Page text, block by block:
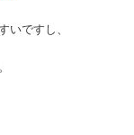
いですし、